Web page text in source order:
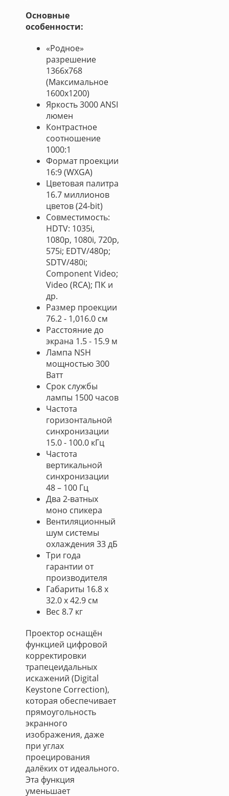
Основные
особенности:
«Родное»
разрешение
1366x768
(Максимальное
1600x1200)
Яркость 3000 ANSI
люмен
Контрастное
соотношение
1000:1
Формат проекции
16:9 (WXGA)
Цветовая палитра
16.7 миллионов
цветов (24-bit)
Совместимость:
HDTV: 1035i,
1080p, 1080i, 720p,
575i; EDTV/480p;
SDTV/480i;
Component Video;
Video (RCA); ПК и
др.
Размер проекции
76.2 - 1,016.0 см
Расстояние до
экрана 1.5 - 15.9 м
Лампа NSH
мощностью 300
Ватт
Срок службы
лампы 1500 часов
Частота
горизонтальной
синхронизации
15.0 - 100.0 кГц
Частота
вертикальной
синхронизации
48 – 100 Гц
Два 2-ватных
моно спикера
Вентиляционный
шум системы
охлаждения 33 дБ
Три года
гарантии от
производителя
Габариты 16.8 x
32.0 x 42.9 см
Вес 8.7 кг
Проектор оснащён
функцией цифровой
корректировки
трапецеидальных
искажений (Digital
Keystone Correction),
которая обеспечивает
прямоугольность
экранного
изображения, даже
при углах
проецирования
далёких от идеального.
Эта функция
уменьшает